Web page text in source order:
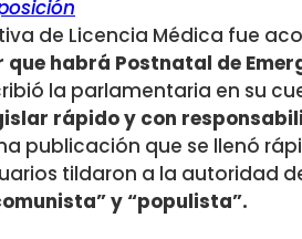
de Licencia Médica fue
habrá Postnatal de
la parlamentaria en su
rápido y con
publicación que se llenó
tildaron a la autoridad
y “populista”.